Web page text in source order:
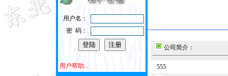
用户名：
密 码：
用户帮助...
公司简介：
555